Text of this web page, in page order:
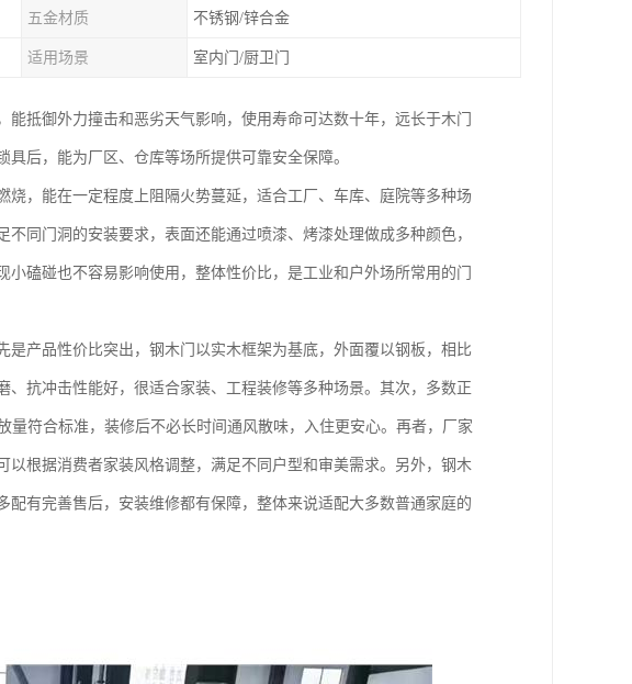
五金材质 不锈钢/锌合金
适用场景 室内门/厨卫门
抵御外力撞击和恶劣天气影响，使用寿命可达数十年，远长于木门
后，能为厂区、仓库等场所提供可靠安全保障。
，能在一定程度上阻隔火势蔓延，适合工厂、车库、庭院等多种场
同门洞的安装要求，表面还能通过喷漆、烤漆处理做成多种颜色，
磕碰也不容易影响使用，整体性价比，是工业和户外场所常用的门
产品性价比突出，钢木门以实木框架为基底，外面覆以钢板，相比
抗冲击性能好，很适合家装、工程装修等多种场景。其次，多数正
符合标准，装修后不必长时间通风散味，入住更安心。再者，厂家
根据消费者家装风格调整，满足不同户型和审美需求。另外，钢木
有完善售后，安装维修都有保障，整体来说适配大多数普通家庭的